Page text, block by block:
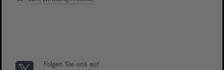
Folgen Sie uns auf